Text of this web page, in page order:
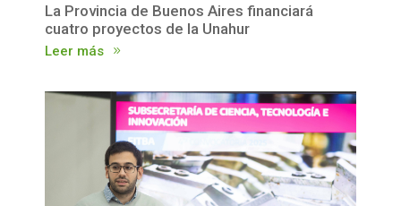
La Provincia de Buenos Aires financiará
cuatro proyectos de la Unahur
Leer más